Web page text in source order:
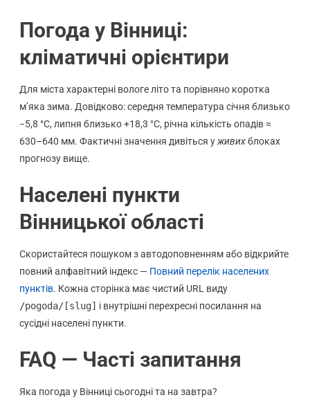
Погода у Вінниці:
кліматичні орієнтири
Для міста характерні вологе літо та порівняно коротка
м’яка зима. Довідково: середня температура січня близько
−5,8 °C, липня близько +18,3 °C, річна кількість опадів ≈
630–640 мм. Фактичні значення дивіться уживихблоках
прогнозу вище.
Населені пункти
Вінницької області
Скористайтеся пошуком з автодоповненням або відкрийте
повний алфавітний індекс — Повний перелік населених
пунктів. Кожна сторінка має чистий URL виду
/pogoda/[slug] і внутрішні перехресні посилання на
сусідні населені пункти.
FAQ — Часті запитання
Яка погода у Вінниці сьогодні та на завтра?